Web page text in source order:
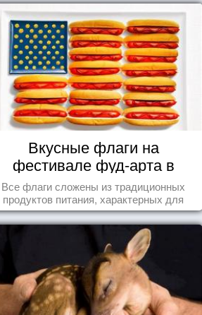
Вкусные флаги на
фестивале фуд-арта в
Сиднее
Все флаги сложены из традиционных
продуктов питания, характерных для
этих стран.